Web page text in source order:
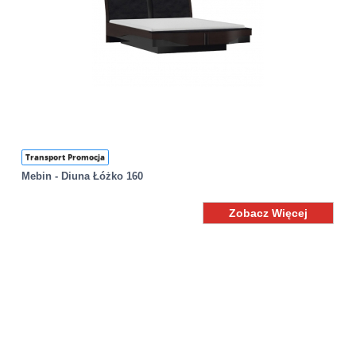
Transport Promocja
Mebin - Diuna Łóżko 160
Zobacz Więcej